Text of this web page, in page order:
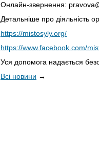
Онлайн-звернення:
Детальніше про діяльність
https://mistosyly.org/
https://www.facebook.com/
Уся допомога надається
Всі новини →